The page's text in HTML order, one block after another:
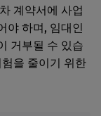
계약서에 사업
야 하며, 임대인
거부될 수 있습
을 줄이기 위한